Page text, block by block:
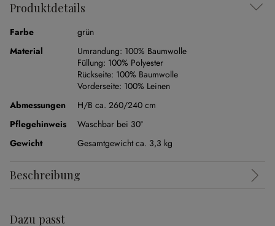
Produktdetails
Farbe
grün
Material
Umrandung: 100% Baumwolle
Füllung: 100% Polyester
Rückseite: 100% Baumwolle
Vorderseite: 100% Leinen
Abmessungen
H/B ca. 260/240 cm
Pflegehinweis
Waschbar bei 30°
Gewicht
Gesamtgewicht ca. 3,3 kg
Beschreibung
Dazu passt